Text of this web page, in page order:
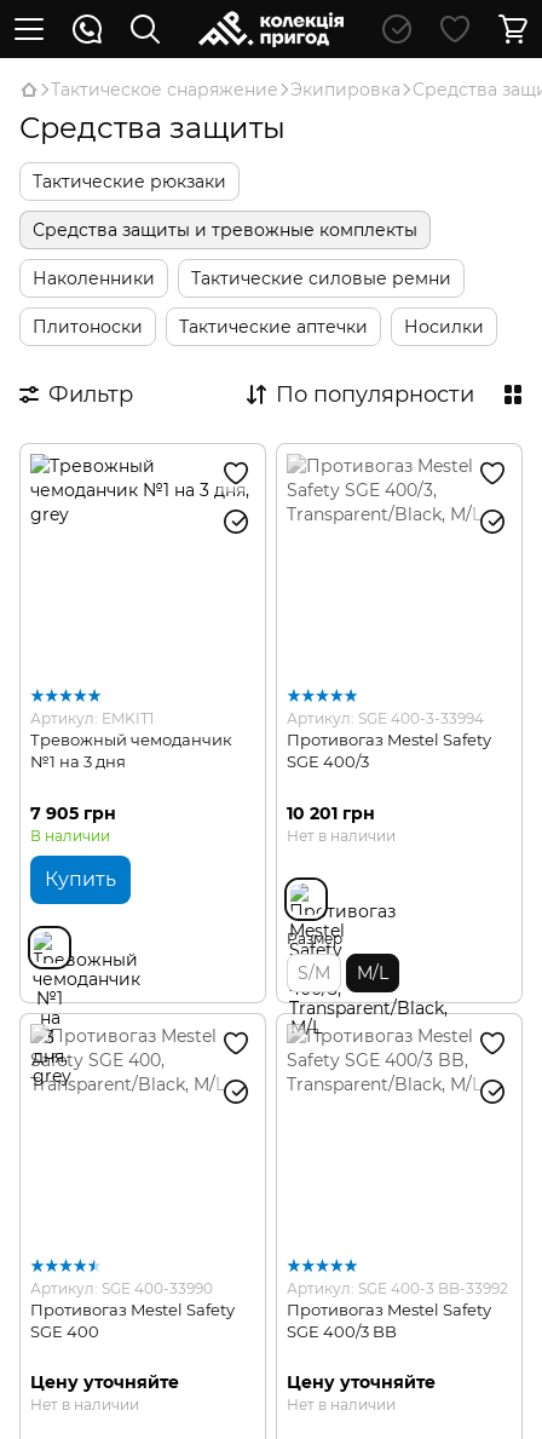
Тактическое снаряжение Экипировка Средства
Средства защиты
Тактические рюкзаки
Средства защиты и тревожные комплекты
Наколенники Тактические силовые ремни
Плитоноски Тактические аптечки Носилки
Фильтр По популярности
Артикул: EMKIT1
Тревожный чемоданчик
№1 на 3 дня
7 905 грн
В наличии
Купить
Артикул: SGE 400-3-33994
Противогаз Mestel Safety
SGE 400/3
10 201 грн
Нет в наличии
Размер
S/M M/L
Артикул: SGE 400-33990
Противогаз Mestel Safety
SGE 400
Цену уточняйте
Нет в наличии
Артикул: SGE 400-3 BB-33992
Противогаз Mestel Safety
SGE 400/3 BB
Цену уточняйте
Нет в наличии